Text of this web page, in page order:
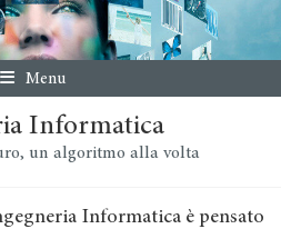
Menu
Informatica
un algoritmo alla volta
Informatica è pensato